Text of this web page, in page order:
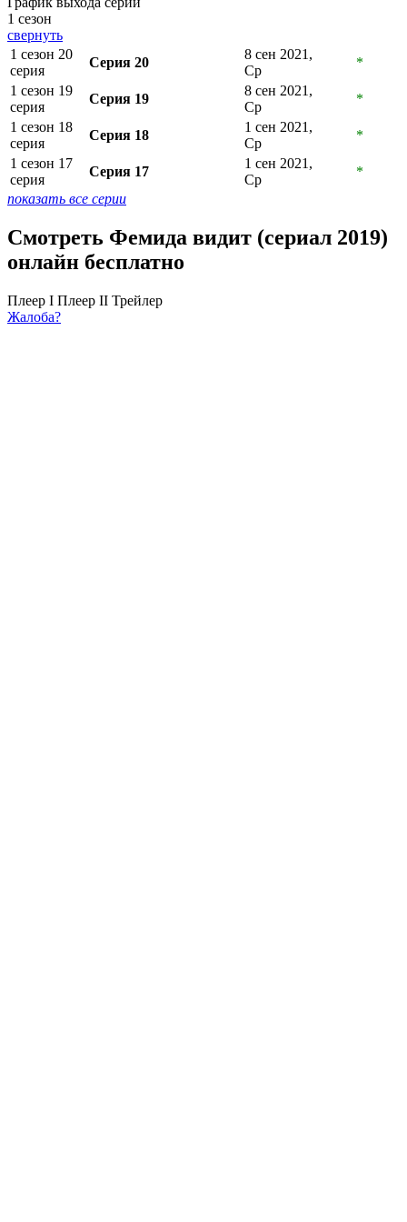
1 сезон
свернуть
1 сезон 20
серия
Серия 20
8 сен 2021,
Ср
*
1 сезон 19
серия
Серия 19
8 сен 2021,
Ср
*
1 сезон 18
серия
Серия 18
1 сен 2021,
Ср
*
1 сезон 17
серия
Серия 17
1 сен 2021,
Ср
*
показать все серии
Смотреть Фемида видит (сериал 2019)
онлайн бесплатно
Плеер I Плеер II Трейлер
Жалоба?